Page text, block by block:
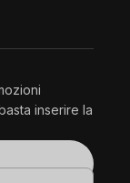
inserire la